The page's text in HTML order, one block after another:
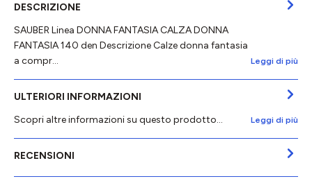
DESCRIZIONE
SAUBER Linea DONNA FANTASIA CALZA DONNA
FANTASIA 140 den Descrizione Calze donna fantasia
a compr…
Leggi di più
ULTERIORI INFORMAZIONI
Scopri altre informazioni su questo prodotto...
Leggi di più
RECENSIONI